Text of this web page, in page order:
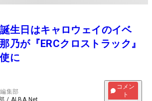
生日はキャロウェイのイベ
乃が『ERCクロストラック』
に
集部
/ ALBA Net
コメン
ト